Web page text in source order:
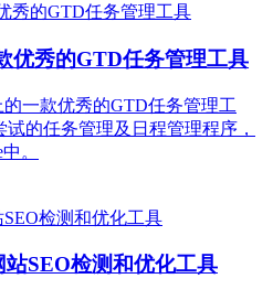
优秀的GTD任务管理工具
的一款优秀的GTD任务管理工
的任务管理及日程管理程序，
。
站SEO检测和优化工具